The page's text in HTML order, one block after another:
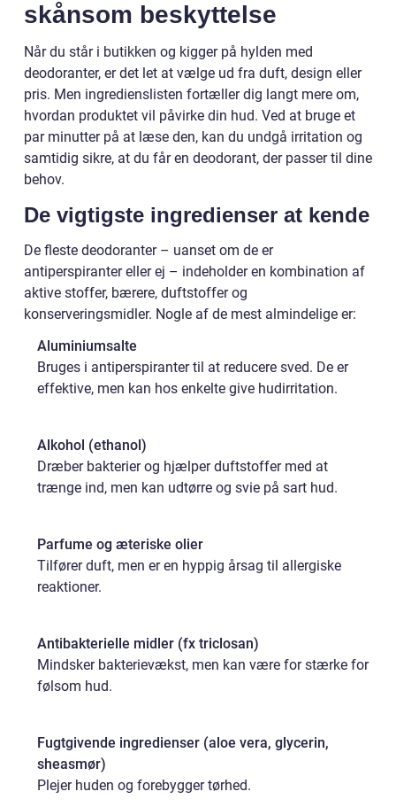
skånsom beskyttelse
Når du står i butikken og kigger på hylden med
deodoranter, er det let at vælge ud fra duft, design eller
pris. Men ingredienslisten fortæller dig langt mere om,
hvordan produktet vil påvirke din hud. Ved at bruge et
par minutter på at læse den, kan du undgå irritation og
samtidig sikre, at du får en deodorant, der passer til dine
behov.
De vigtigste ingredienser at kende
De fleste deodoranter – uanset om de er
antiperspiranter eller ej – indeholder en kombination af
aktive stoffer, bærere, duftstoffer og
konserveringsmidler. Nogle af de mest almindelige er:
Aluminiumsalte
Bruges i antiperspiranter til at reducere sved. De er
effektive, men kan hos enkelte give hudirritation.
Alkohol (ethanol)
Dræber bakterier og hjælper duftstoffer med at
trænge ind, men kan udtørre og svie på sart hud.
Parfume og æteriske olier
Tilfører duft, men er en hyppig årsag til allergiske
reaktioner.
Antibakterielle midler (fx triclosan)
Mindsker bakterievækst, men kan være for stærke for
følsom hud.
Fugtgivende ingredienser (aloe vera, glycerin,
sheasmør)
Plejer huden og forebygger tørhed.